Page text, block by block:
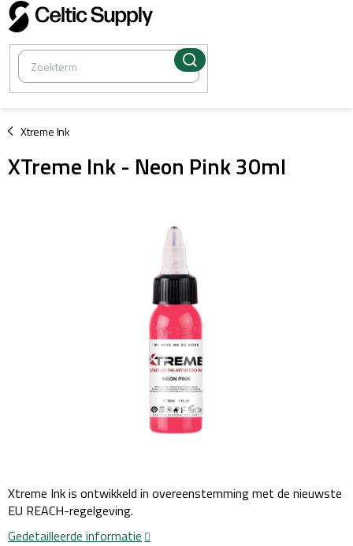
Overslaan
naar
inhoud
Xtreme Ink
/
XTreme Ink - Neon Pink 30ml
Xtreme Ink is ontwikkeld in overeenstemming met de nieuwste
EU REACH-regelgeving.
Gedetailleerde informatie